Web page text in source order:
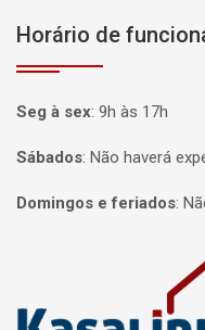
Horário de
Seg à sex: 9h às 17h
Sábados: Não haverá
Domingos e feriados: